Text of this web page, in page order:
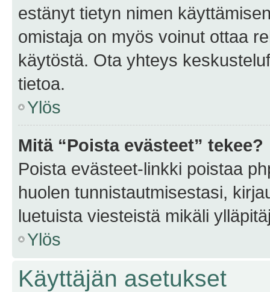
estänyt tietyn nimen
omistaja on myös voinut ottaa
käytöstä. Ota yhteys
tietoa.
Ylös
Mitä “Poista evästeet” tekee?
Poista evästeet-linkki poistaa
huolen tunnistautmisestasi,
luetuista viesteistä mikäli
Ylös
Käyttäjän asetukset